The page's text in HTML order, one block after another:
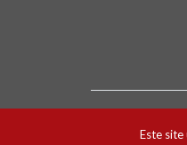
Este